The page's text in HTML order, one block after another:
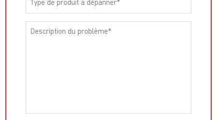
domicile *
de
produit
dépanner
du